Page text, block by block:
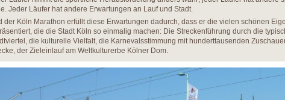
Jeder Läufer hat andere Erwartungen an Lauf und Stadt.
der Köln Marathon erfüllt diese Erwartungen dadurch, dass er die vielen schönen
die die Stadt Köln so einmalig machen: Die Streckenführung durch die
die kulturelle Vielfalt, die Karnevalsstimmung mit hunderttausenden
der Zieleinlauf am Weltkulturerbe Kölner Dom.